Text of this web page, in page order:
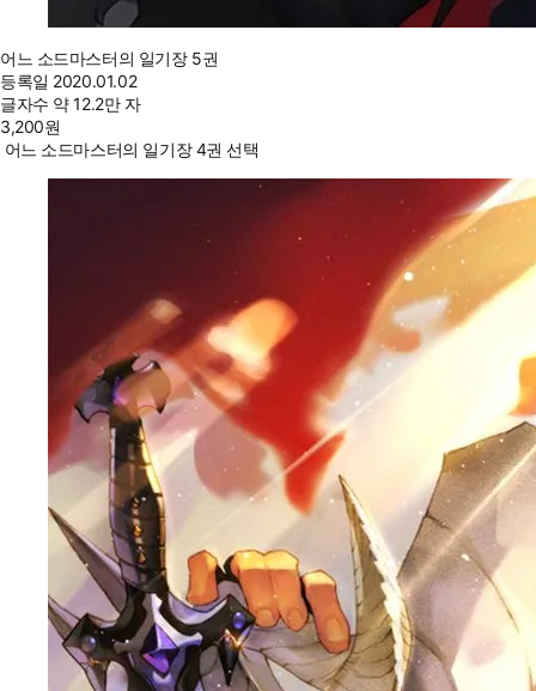
어느 소드마스터의 일기장 5권
등록일 2020.01.02
글자수 약 12.2만 자
3,200원
어느 소드마스터의 일기장 4권 선택